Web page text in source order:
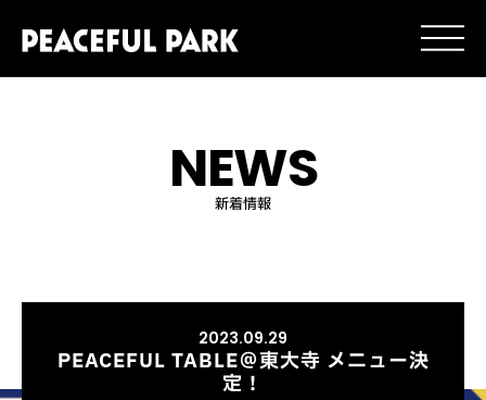
NEWS
新着情報
2023.09.29
PEACEFUL TABLE＠東大寺 メニュー決
定！